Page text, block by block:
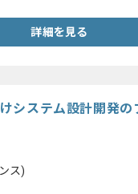
詳細を見る
システム設計開発
ス)